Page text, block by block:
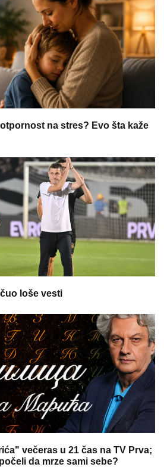
na stres? Evo šta kaže
loše vesti
večeras u 21 čas na TV Prva;
da mrze sami sebe?